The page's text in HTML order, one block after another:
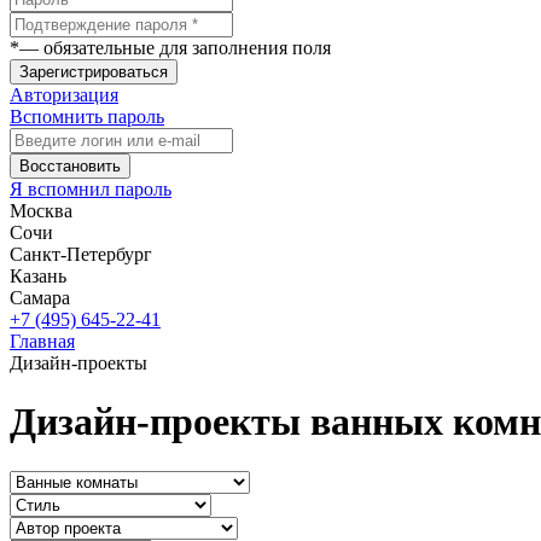
*— обязательные для заполнения поля
Зарегистрироваться
Авторизация
Вспомнить пароль
Восстановить
Я вспомнил пароль
Москва
Сочи
Санкт-Петербург
Казань
Самара
+7 (495) 645-22-41
Главная
Дизайн-проекты
Дизайн-проекты ванных